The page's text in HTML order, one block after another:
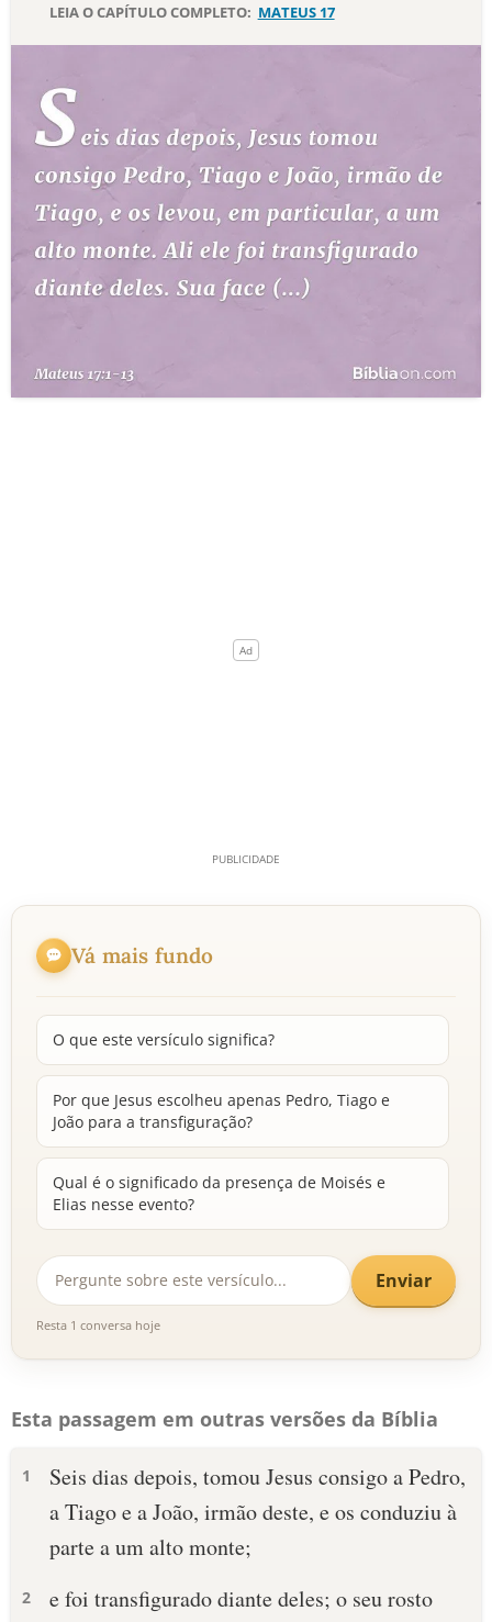
LEIA O CAPÍTULO COMPLETO: MATEUS 17
Vá mais fundo
O que este versículo significa?
Por que Jesus escolheu apenas Pedro, Tiago e
João para a transfiguração?
Qual é o significado da presença de Moisés e
Elias nesse evento?
Enviar
Resta 1 conversa hoje
Esta passagem em outras versões da Bíblia
1
Seis dias depois, tomou Jesus consigo a Pedro,
a Tiago e a João, irmão deste, e os conduziu à
parte a um alto monte;
2
e foi transfigurado diante deles; o seu rosto